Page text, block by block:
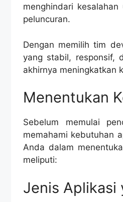
menghindari
peluncuran.
Dengan memilih tim
yang stabil, responsif,
akhirnya meningkatkan
Menentukan
Sebelum memulai
memahami kebutuhan
Anda dalam
meliputi:
Jenis Aplikasi